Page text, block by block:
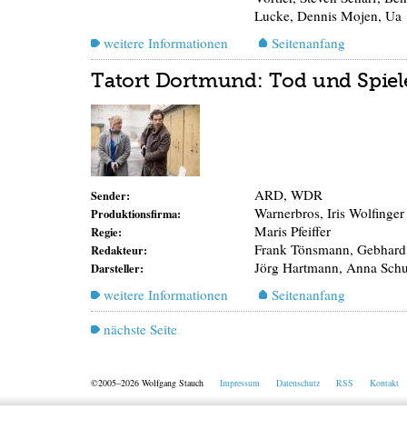
Lucke, Dennis Mojen, Ua
weitere Informationen
Seitenanfang
Tatort Dortmund: Tod und
Sender: ARD, WDR
Produktionsfirma: Warnerbros, Iris Wolfinger
Regie: Maris Pfeiffer
Redakteur: Frank Tönsmann,
Darsteller:
Jörg Hartmann, Anna
weitere Informationen
Seitenanfang
nächste Seite
©2005–2026 Wolfgang Stauch Impressum Datenschutz RSS Kontakt